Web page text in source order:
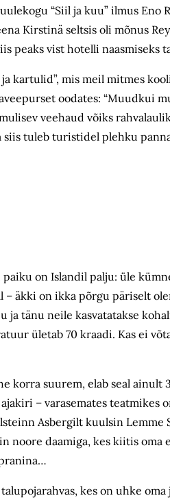
“Siil ja kuu” ilmus Eno
Kirstinä seltsis oli mõnus
peaks vist hotelli naasmiseks
kartulid”, mis meil mitmes
oodates: “Muudkui
veehaud võiks
siis tuleb turistidel plehku
on Islandil palju: üle
äkki on ikka põrgu päriselt
ja tänu neile kasvatatakse
ületab 70 kraadi. Kas ei
korra suurem, elab seal
– varasemates teatmikes
Asbergilt kuulsin
noore daamiga, kes kiitis
kes on uhke